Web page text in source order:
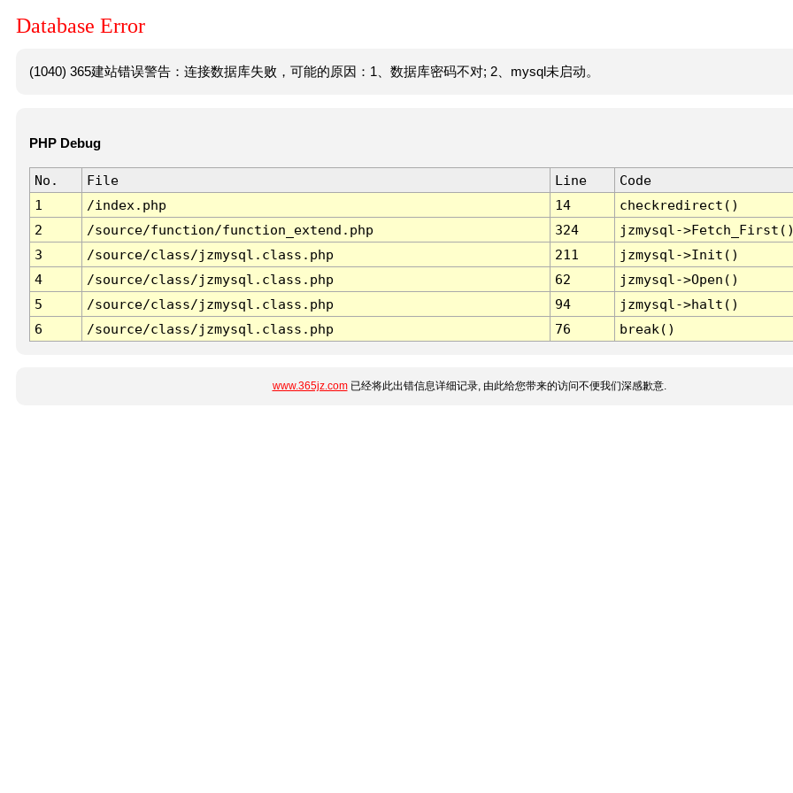
Database Error
(1040) 365建站错误警告：连接数据库失败，可能的原因：1、数据库密码不对; 2、mysql未启动。
PHP Debug
No. File Line
Code
1
/index.php 14
checkredirect()
2
/source/function/function_extend.php 324
jzmysql-
3
/source/class/jzmysql.class.php 211
jzmysql->Init()
4
/source/class/jzmysql.class.php 62
jzmysql->Open()
5
/source/class/jzmysql.class.php 94
jzmysql->halt()
6
/source/class/jzmysql.class.php 76 break()
www.365jz.com已经将此出错信息详细记录, 由此给您带来的访问不便我们深感歉意.